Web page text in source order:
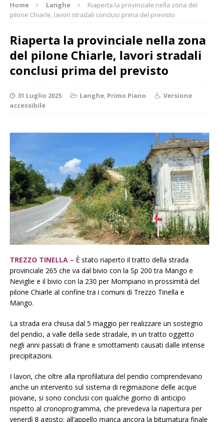
Home Langhe
Riaperta la provinciale nella zona del
pilone Chiarle, lavori stradali conclusi prima del previsto
Riaperta la provinciale nella zona
del pilone Chiarle, lavori stradali
conclusi prima del previsto
31 Luglio 2025 Langhe, Primo Piano
Versione
accessibile
TREZZO TINELLA – È stato riaperto il tratto della strada
provinciale 265 che va dal bivio con la Sp 200 tra Mango e
Neviglie e il bivio con la 230 per Mompiano in prossimità del
pilone Chiarle al confine tra i comuni di Trezzo Tinella e
Mango.
La strada era chiusa dal 5 maggio per realizzare un sostegno
del pendio, a valle della sede stradale, in un tratto oggetto
negli anni passati di frane e smottamenti causati dalle intense
precipitazioni.
I lavori, che oltre alla riprofilatura del pendio comprendevano
anche un intervento sul sistema di regimazione delle acque
piovane, si sono conclusi con qualche giorno di anticipo
rispetto al cronoprogramma, che prevedeva la riapertura per
venerdì 8 agosto; all’appello manca ancora la bitumatura finale